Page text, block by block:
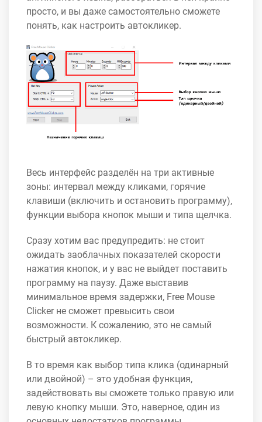
просто, и вы даже самостоятельно сможете
понять, как настроить автокликер.
Весь интерфейс разделён на три активные
зоны: интервал между кликами, горячие
клавиши (включить и остановить программу),
функции выбора кнопок мыши и типа щелчка.
Сразу хотим вас предупредить: не стоит
ожидать заоблачных показателей скорости
нажатия кнопок, и у вас не выйдет поставить
программу на паузу. Даже выставив
минимальное время задержки, Free Mouse
Clicker не сможет превысить свои
возможности. К сожалению, это не самый
быстрый автокликер.
В то время как выбор типа клика (одинарный
или двойной) – это удобная функция,
задействовать вы сможете только правую или
левую кнопку мыши. Это, наверное, один из